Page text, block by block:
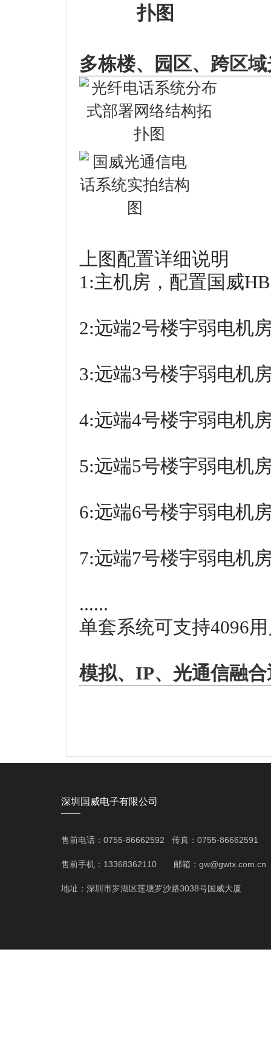
多栋楼、园区、跨区
上图配置详细说明
1:主机房，配置国威
2:远端2号楼宇弱电机
3:远端3号楼宇弱电机
4:远端4号楼宇弱电机
5:远端5号楼宇弱电机
6:远端6号楼宇弱电机
7:远端7号楼宇弱电机
......
单套系统可支持4096
模拟、IP、光通信融
深圳国威电子有限公司
——
售前电话：0755-86662592 传真：0755-86662591
售前手机：13368362110 邮箱：gw@gwtx.com.cn
地址：深圳市罗湖区莲塘罗沙路3038号国威大厦